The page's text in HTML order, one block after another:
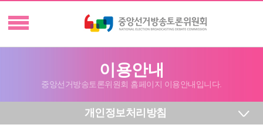
이용안내
중앙선거방송토론위원회 홈페이지 이용안내입니다.
개인정보처리방침